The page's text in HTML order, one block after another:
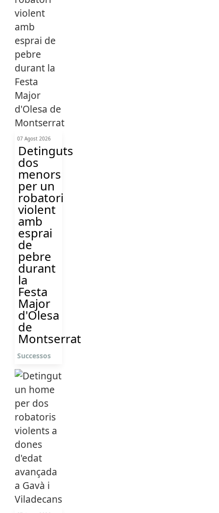
07 Agost 2026
Detinguts
dos
menors
per un
robatori
violent
amb
esprai
de
pebre
durant
la
Festa
Major
d'Olesa
de
Montserrat
Successos